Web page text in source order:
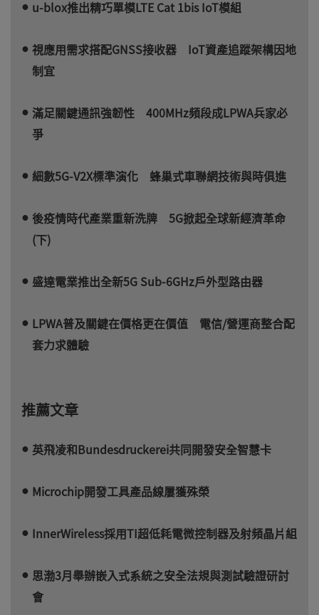
u-blox推出精巧單模LTE Cat 1bis IoT模組
視應用需求搭配GNSS接收器 IoT資產追蹤架構因地
制宜
滿足關鍵通訊強韌性 400MHz頻段成LPWA兵家必
爭
細數5G-V2X標準演化 蜂巢式車聯網技術與時俱進
後疫情時代產業重新洗牌 5G掀起全球新經濟革命
(下)
盛達電業推出全新5G Sub-6GHz戶外型路由器
LPWA普及關鍵在價格更在價值 電信/營運商整合配
套力求體驗
推薦文章
英飛凌和Bundesdruckerei共同開發安全智慧卡
Microchip開發工具產品線屢獲殊榮
InnerWireless採用TI超低耗電微控制器及射頻晶片組
思渤3月舉辦嵌入式系統之安全法規與測試驗證研討
會